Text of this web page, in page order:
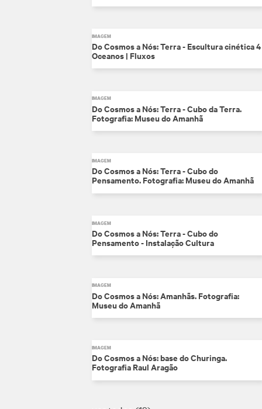
IMAGEM
Do Cosmos a Nós: Terra - Escultura cinética 4
Oceanos | Fluxos
IMAGEM
Do Cosmos a Nós: Terra - Cubo da Terra.
Fotografia: Museu do Amanhã
IMAGEM
Do Cosmos a Nós: Terra - Cubo do
Pensamento. Fotografia: Museu do Amanhã
IMAGEM
Do Cosmos a Nós: Terra - Cubo do
Pensamento - Instalação Cultura
IMAGEM
Do Cosmos a Nós: Amanhãs. Fotografia:
Museu do Amanhã
IMAGEM
Do Cosmos a Nós: base do Churinga.
Fotografia Raul Aragão